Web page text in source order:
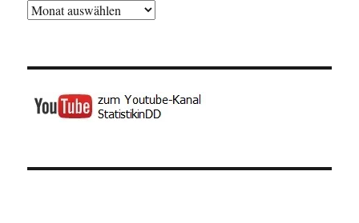
Archiv